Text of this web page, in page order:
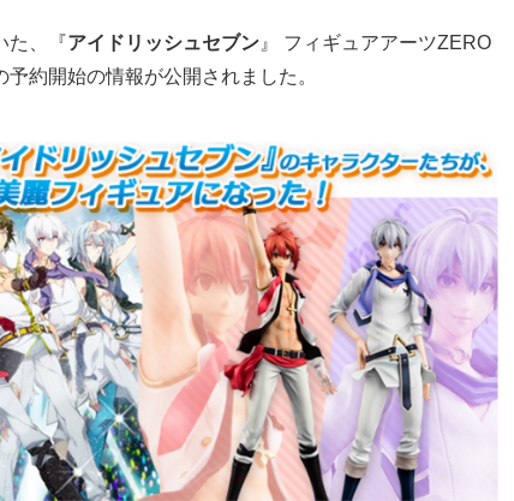
た、『アイドリッシュセブン 』 フィギュアアーツZERO
予約開始の情報が公開されました。